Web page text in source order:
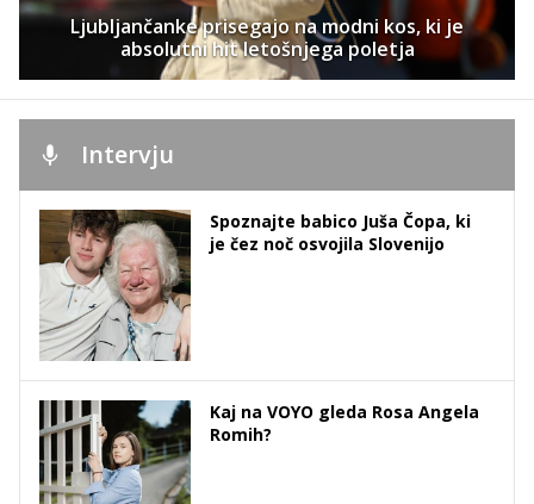
Ljubljančanke prisegajo na modni kos, ki je
absolutni hit letošnjega poletja
Intervju
Spoznajte babico Juša Čopa, ki
je čez noč osvojila Slovenijo
Kaj na VOYO gleda Rosa Angela
Romih?